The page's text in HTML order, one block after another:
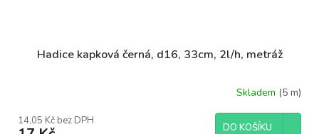
Hadice kapková černá, d16, 33cm, 2l/h, metráž
Skladem (5 m)
14,05 Kč bez DPH
DO KOŠÍKU